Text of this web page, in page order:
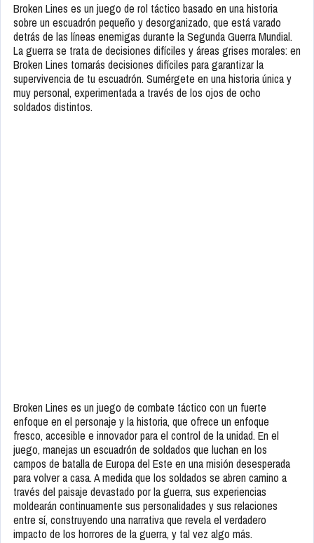
Broken Lines es un juego de rol táctico basado en una historia
sobre un escuadrón pequeño y desorganizado, que está varado
detrás de las líneas enemigas durante la Segunda Guerra Mundial.
La guerra se trata de decisiones difíciles y áreas grises morales: en
Broken Lines tomarás decisiones difíciles para garantizar la
supervivencia de tu escuadrón. Sumérgete en una historia única y
muy personal, experimentada a través de los ojos de ocho
soldados distintos.
Broken Lines es un juego de combate táctico con un fuerte
enfoque en el personaje y la historia, que ofrece un enfoque
fresco, accesible e innovador para el control de la unidad. En el
juego, manejas un escuadrón de soldados que luchan en los
campos de batalla de Europa del Este en una misión desesperada
para volver a casa. A medida que los soldados se abren camino a
través del paisaje devastado por la guerra, sus experiencias
moldearán continuamente sus personalidades y sus relaciones
entre sí, construyendo una narrativa que revela el verdadero
impacto de los horrores de la guerra, y tal vez algo más.